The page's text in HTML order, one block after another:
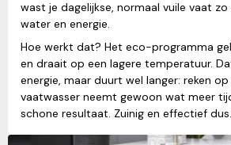
wast je dagelijkse, normaal vuile vaat
water en energie.
Hoe werkt dat? Het eco-programma
en draait op een lagere temperatuur.
energie, maar duurt wel langer: reken
vaatwasser neemt gewoon wat meer
schone resultaat. Zuinig en effectief dus.